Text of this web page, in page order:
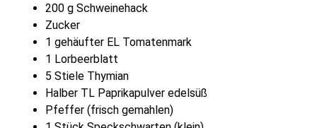
200 g Schweinehack
Zucker
1 gehäufter EL Tomatenmark
1 Lorbeerblatt
5 Stiele Thymian
Halber TL Paprikapulver edelsüß
Pfeffer (frisch gemahlen)